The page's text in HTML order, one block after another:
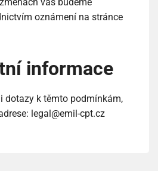
vás budeme
oznámení na stránce
informace
dotazy k těmto podmínkám,
legal@emil-cpt.cz